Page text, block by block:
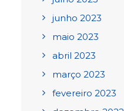
junho 2023
maio 2023
abril 2023
março 2023
fevereiro 2023